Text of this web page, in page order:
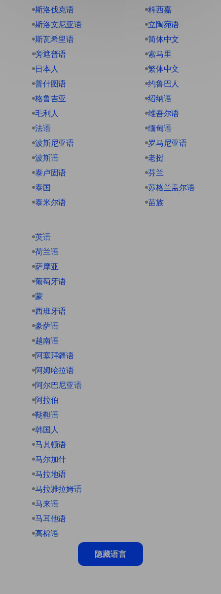
斯洛伐克语
斯洛文尼亚语
斯瓦希里语
旁遮普语
日本人
普什图语
格鲁吉亚
毛利人
法语
波斯尼亚语
波斯语
泰卢固语
泰国
泰米尔语
科西嘉
立陶宛语
简体中文
索马里
繁体中文
约鲁巴人
绍纳语
维吾尔语
缅甸语
罗马尼亚语
老挝
芬兰
苏格兰盖尔语
苗族
英语
荷兰语
萨摩亚
葡萄牙语
蒙
西班牙语
豪萨语
越南语
阿塞拜疆语
阿姆哈拉语
阿尔巴尼亚语
阿拉伯
鞑靼语
韩国人
马其顿语
马尔加什
马拉地语
马拉雅拉姆语
马来语
马耳他语
高棉语
隐藏语言